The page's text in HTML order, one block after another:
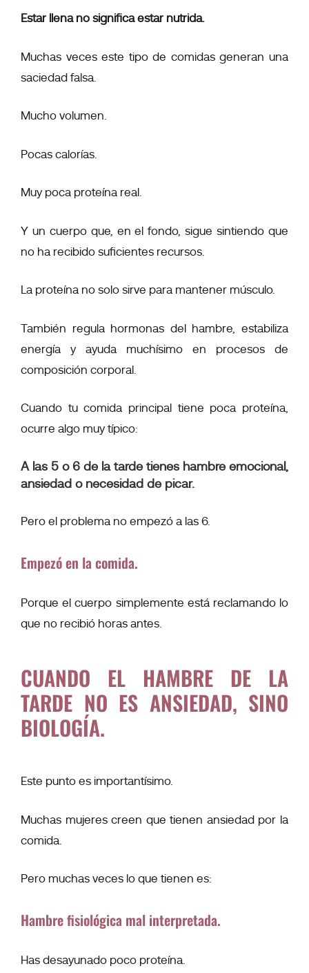
Estar llena no significa estar nutrida.
Muchas veces este tipo de comidas generan una
saciedad falsa.
Mucho volumen.
Pocas calorías.
Muy poca proteína real.
Y un cuerpo que, en el fondo, sigue sintiendo que
no ha recibido suficientes recursos.
La proteína no solo sirve para mantener músculo.
También regula hormonas del hambre, estabiliza
energía y ayuda muchísimo en procesos de
composición corporal.
Cuando tu comida principal tiene poca proteína,
ocurre algo muy típico:
A las 5 o 6 de la tarde tienes hambre emocional,
ansiedad o necesidad de picar.
Pero el problema no empezó a las 6.
Empezó en la comida.
Porque el cuerpo simplemente está reclamando lo
que no recibió horas antes.
CUANDO EL HAMBRE DE LA
TARDE NO ES ANSIEDAD, SINO
BIOLOGÍA.
Este punto es importantísimo.
Muchas mujeres creen que tienen ansiedad por la
comida.
Pero muchas veces lo que tienen es:
Hambre fisiológica mal interpretada.
Has desayunado poco proteína.